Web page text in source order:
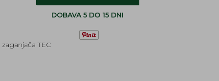
DOBAVA 5 DO 15 DNI
TEC